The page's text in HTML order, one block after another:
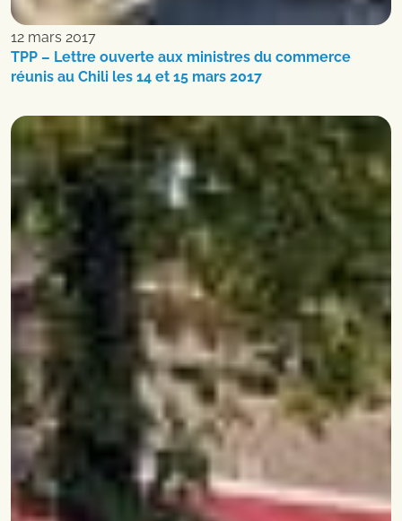
12 mars 2017
TPP – Lettre ouverte aux ministres du commerce
réunis au Chili les 14 et 15 mars 2017